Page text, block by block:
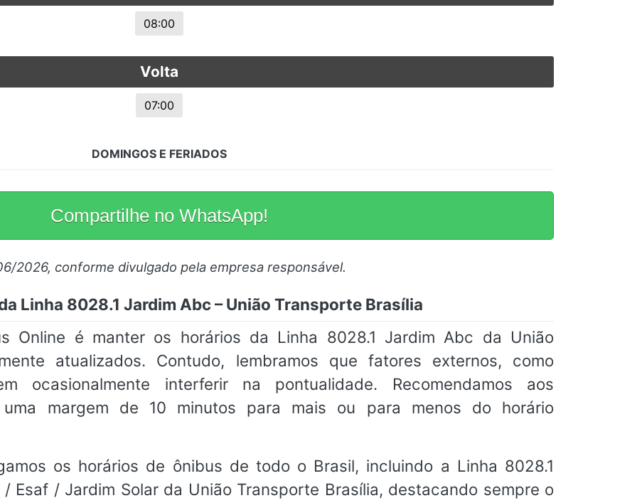
08:00
Volta
07:00
DOMINGOS E FERIADOS
Compartilhe no WhatsApp!
2026, conforme divulgado pela empresa responsável.
Linha 8028.1 Jardim Abc – União Transporte Brasília
Online é manter os horários da Linha 8028.1 Jardim Abc da União
atualizados. Contudo, lembramos que fatores externos, como
ocasionalmente interferir na pontualidade. Recomendamos aos
uma margem de 10 minutos para mais ou para menos do horário
os horários de ônibus de todo o Brasil, incluindo a Linha 8028.1
Esaf / Jardim Solar da União Transporte Brasília, destacando sempre o